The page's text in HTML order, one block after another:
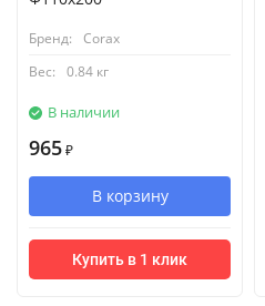
Бренд:
Corax
Вес:
0.84 кг
В наличии
965 ₽
В корзину
Купить в 1 клик